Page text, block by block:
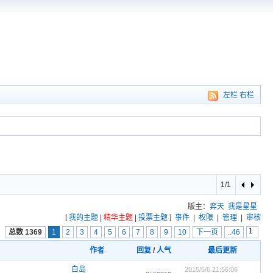
左栏 右栏
1/1
版主： 弈天 我是星星
[我的主题| 精华主题| 投票主题] 事件| 权限| 管理|
审核
总数 1369
1 2 3 4 5 6 7 8 9 10 下一页 ..46
作者 回复/人气 最后更新
白岛 2015/5/6 21:56:06